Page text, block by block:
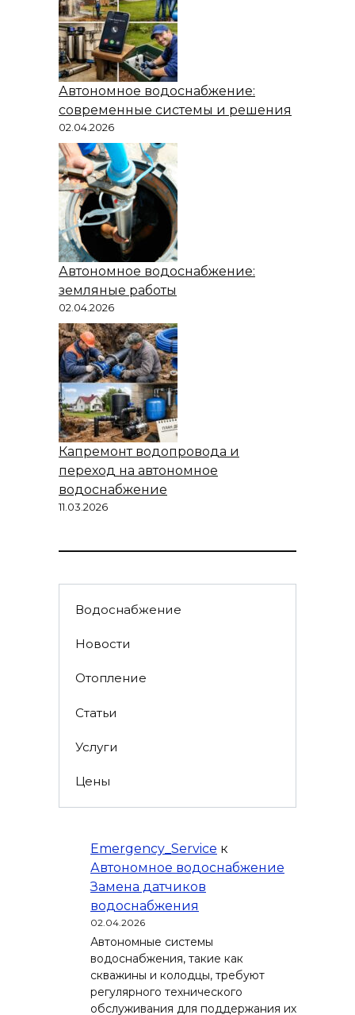
Автономное водоснабжение:
современные системы и решения
02.04.2026
Автономное водоснабжение:
земляные работы
02.04.2026
Капремонт водопровода и
переход на автономное
водоснабжение
11.03.2026
Водоснабжение
Новости
Отопление
Статьи
Услуги
Цены
Emergency_Service к
Автономное водоснабжение
Замена датчиков
водоснабжения
02.04.2026
Автономные системы
водоснабжения, такие как
скважины и колодцы, требуют
регулярного технического
обслуживания для поддержания их